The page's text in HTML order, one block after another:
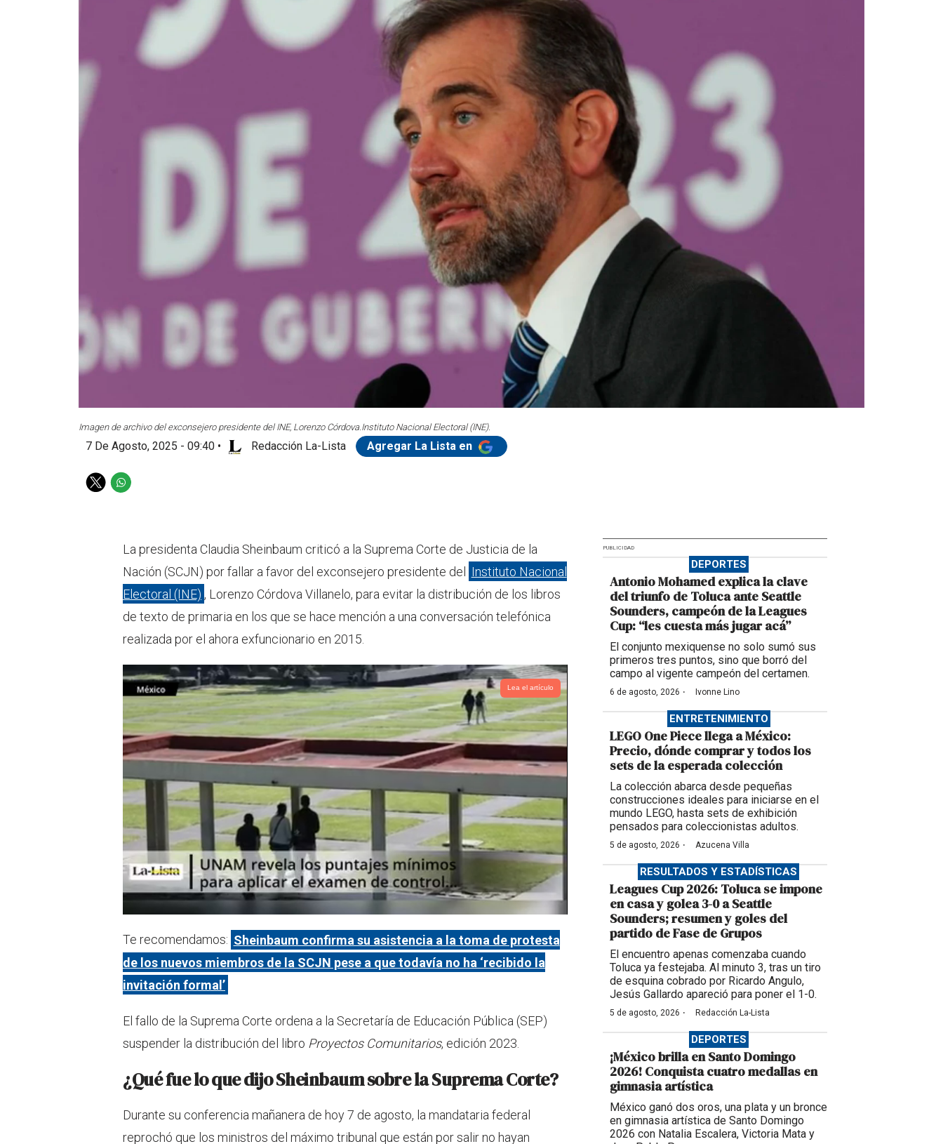
Imagen de archivo del exconsejero presidente del INE, Lorenzo Córdova.Instituto Nacional Electoral (INE).
7 De Agosto, 2025 - 09:40 • Redacción La-Lista Agregar La Lista en
T
W
s
p
p
La presidenta Claudia Sheinbaum criticó a la Suprema Corte de Justicia de la
Nación (SCJN) por fallar a favor del exconsejero presidente del Instituto Nacional
Electoral (INE) , Lorenzo Córdova Villanelo, para evitar la distribución de los libros
de texto de primaria en los que se hace mención a una conversación telefónica
realizada por el ahora exfuncionario en 2015.
Lea el artículo
Te recomendamos: Sheinbaum confirma su asistencia a la toma de protesta
de los nuevos miembros de la SCJN pese a que todavía no ha ‘recibido la
invitación formal’
El fallo de la Suprema Corte ordena a la Secretaría de Educación Pública (SEP)
suspender la distribución del libro Proyectos Comunitarios, edición 2023.
¿Qué fue lo que dijo Sheinbaum sobre la Suprema Corte?
Durante su conferencia mañanera de hoy 7 de agosto, la mandataria federal
reprochó que los ministros del máximo tribunal que están por salir no hayan
PUBLICIDAD
DEPORTES
Antonio Mohamed explica la clave
del triunfo de Toluca ante Seattle
Sounders, campeón de la Leagues
Cup: “les cuesta más jugar acá”
El conjunto mexiquense no solo sumó sus
primeros tres puntos, sino que borró del
campo al vigente campeón del certamen.
6 de agosto, 2026 · Ivonne Lino
ENTRETENIMIENTO
LEGO One Piece llega a México:
Precio, dónde comprar y todos los
sets de la esperada colección
La colección abarca desde pequeñas
construcciones ideales para iniciarse en el
mundo LEGO, hasta sets de exhibición
pensados para coleccionistas adultos.
5 de agosto, 2026 · Azucena Villa
RESULTADOS Y ESTADÍSTICAS
Leagues Cup 2026: Toluca se impone
en casa y golea 3-0 a Seattle
Sounders; resumen y goles del
partido de Fase de Grupos
El encuentro apenas comenzaba cuando
Toluca ya festejaba. Al minuto 3, tras un tiro
de esquina cobrado por Ricardo Angulo,
Jesús Gallardo apareció para poner el 1-0.
5 de agosto, 2026 · Redacción La-Lista
DEPORTES
¡México brilla en Santo Domingo
2026! Conquista cuatro medallas en
gimnasia artística
México ganó dos oros, una plata y un bronce
en gimnasia artística de Santo Domingo
2026 con Natalia Escalera, Victoria Mata y